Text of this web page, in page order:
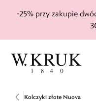
-25% przy zakupie
Kolczyki złote Nuova